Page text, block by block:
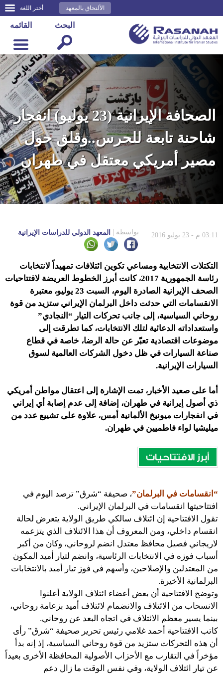
أختر اللغة الألتحاق بالمعهد
القائمه البحث
الصحافة الإيرانية (23 يوليو) انفجار
شاحنة تابعة للحرس..وقلق حول
مصير أمريكي معتقل في طهران
03:11 م - 23 يوليو 2016 بواسطة المعهد الدولي للدراسات الإيرانية
التكتلات الانتخابية ومساعي تكوين ائتلافات تمهيداً لانتخابات
رئاسة الجمهورية 2017، كانت أبرز الخطوط العريضة لافتتاحيات
الصحف الإيرانية الصادرة اليوم، السبت 23 يوليو، معتبرة
الانقسامات التي حدثت داخل البرلمان الإيراني ستزيد من قوة
روحاني السياسية، إلى جانب تحركات التيار “النجادي”
واستعداداته الدعائية لتلك الانتخابات، كما تطرقت إلى
موضوعات اقتصادية تعبّر عن حالة الرضا، خاصة في قطاع
صناعة السيارات في ظل دخول الشركات العالمية لسوق
السيارات الإيرانية.
أما على صعيد الأخبار، تمت الإشارة إلى اعتقال مواطن أمريكي
ذي أصول إيرانية في طهران، إضافة إلى عدم إصابة أي إيراني
في انفجارات ميونيخ الألمانية أمس، علاوة على تشييع عدد من
ميليشيا لواء فاطميين في طهران.
“انقسامات في البرلمان”، صحيفة “شرق” ترصد اليوم في
افتتاحيتها انقسامات في البرلمان الإيراني.
تقول الافتتاحية إن ائتلاف سالكي طريق الولاية يتعرض لحالة
انقسام داخلي، ومن المعروف أن هذا الائتلاف الذي يتزعمه
لاريجاني فصيل محافظ معتدل انضم لروحاني، وكان من أكبر
أسباب فوزه في الانتخابات الرئاسية، وانضم لتيار أميد المكون
من المعتدلين والإصلاحين، وأسهم في فوز تيار أميد بالانتخابات
البرلمانية الأخيرة.
وتوضح الافتتاحية أن بعض أعضاء ائتلاف الولاية أعلنوا
الانسحاب من الائتلاف والانضمام لائتلاف أميد بزعامة روحاني،
بينما يسير معظم الائتلاف في اتجاه البعد عن روحاني.
كاتب الافتتاحية أحمد غلامي رئيس تحرير صحيفة “شرق” رأى
أن هذه التحركات ستزيد من قوة روحاني السياسية، إذ إنه بدأ
مؤخراً في التقارب مع الأحزاب الأصولية المحافظة الأخرى بعيداً
عن تيار ائتلاف الولاية، وفي نفس الوقت ما زال دعم